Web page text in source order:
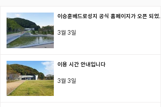
이승훈베드로성지 공식 홈페이지가 오픈 되었습
3월 3일
이용 시간 안내입니다
3월 3일